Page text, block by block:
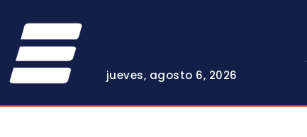
jueves, agosto 6, 2026